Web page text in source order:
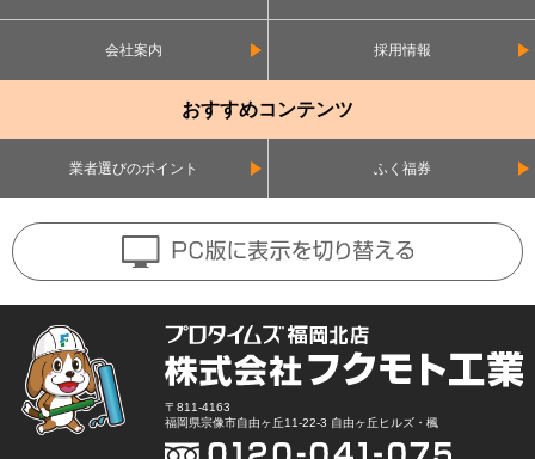
会社案内 採用情報
おすすめコンテンツ
業者選びのポイント ふく福券
〒811-4163
福岡県宗像市自由ヶ丘11-22-3 自由ヶ丘ヒルズ・楓